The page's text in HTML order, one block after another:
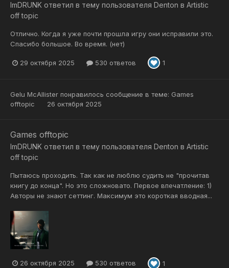
ImDRUNK ответил в тему пользователя Denton в Artistic
off topic
Отлично. Когда я уже почти прошла игру они исправили это.
Спасибо большое. Во время. (нет)
29 октября 2025 530 ответов 1
Gelu McAllister понравилось сообщение в теме: Games
offtopic
26 октября 2025
Games offtopic
ImDRUNK ответил в тему пользователя Denton в Artistic
off topic
Пытаюсь проходить. Так как не люблю судить не "прочитав
книгу до конца". Но это сложновато. Первое впечатление: 1)
Авторы не знают сеттинг. Максимум это короткая вводная...
26 октября 2025 530 ответов 1